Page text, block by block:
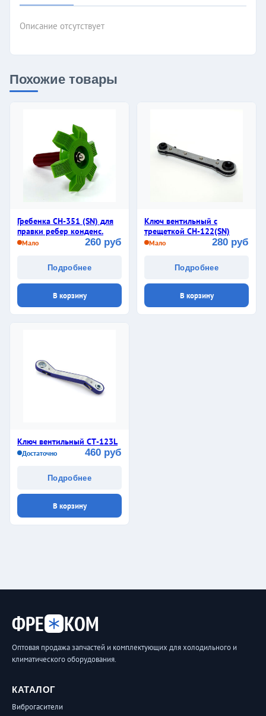
Описание отсутствует
Похожие товары
Гребенка СН-351 (SN) для
правки ребер конденс.
Мало 260 руб
Подробнее
В корзину
Ключ вентильный с
трещеткой CH-122(SN)
Мало 280 руб
Подробнее
В корзину
Ключ вентильный СТ-123L
Достаточно 460 руб
Подробнее
В корзину
ФРЕ КОМ
Оптовая продажа запчастей и комплектующих для холодильного и
климатического оборудования.
КАТАЛОГ
Виброгасители